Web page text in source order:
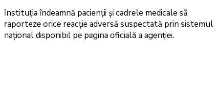
Instituția îndeamnă pacienții și cadrele medicale să
raporteze orice reacție adversă suspectată prin sistemul
național disponibil pe pagina oficială a agenției.